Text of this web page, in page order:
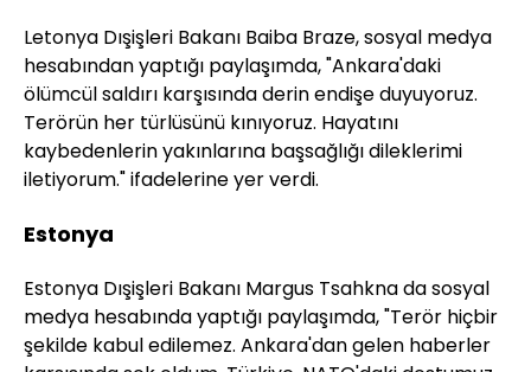
Letonya Dışişleri Bakanı Baiba Braze, sosyal medya
hesabından yaptığı paylaşımda, "Ankara'daki
ölümcül saldırı karşısında derin endişe duyuyoruz.
Terörün her türlüsünü kınıyoruz. Hayatını
kaybedenlerin yakınlarına başsağlığı dileklerimi
iletiyorum." ifadelerine yer verdi.
Estonya
Estonya Dışişleri Bakanı Margus Tsahkna da sosyal
medya hesabında yaptığı paylaşımda, "Terör hiçbir
şekilde kabul edilemez. Ankara'dan gelen haberler